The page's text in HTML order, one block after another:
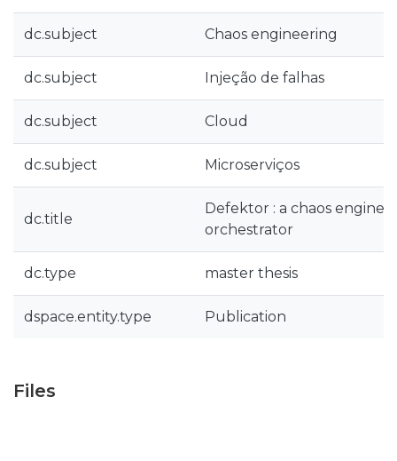
dc.subject Chaos engineering
dc.subject Injeção de falhas
dc.subject Cloud
dc.subject Microserviços
dc.title
Defektor : a chaos
orchestrator
dc.type master thesis
dspace.entity.type Publication
Files